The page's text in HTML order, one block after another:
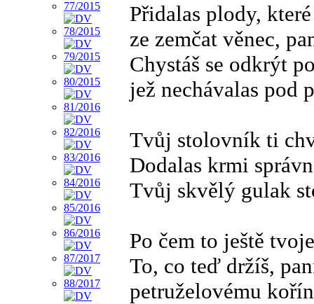
Přidalas plody,
ze zemčat věnec,
Chystáš se odkrýt
jež nechávalas pod
Tvůj stolovník ti
Dodalas krmi
Tvůj skvělý gulak
Po čem to ještě
To, co teď držíš,
petruželovému